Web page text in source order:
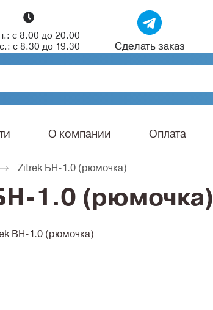
с 8.00 до 20.00
с 8.30 до 19.30
Сделать заказ
О компании Оплата
Zitrek БН-1.0 (рюмочка)
1.0 (рюмочка)
BH-1.0 (рюмочка)